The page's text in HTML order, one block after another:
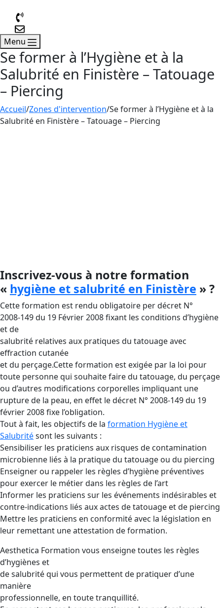
Menu
Se former à l’Hygiène et à la
Salubrité en Finistère – Tatouage
– Piercing
Accueil/Zones d'intervention/Se former à l’Hygiène et à la
Salubrité en Finistère – Tatouage – Piercing
Inscrivez-vous à notre formation
« hygiène et salubrité en Finistère » ?
Cette formation est rendu obligatoire per décret N°
2008-149 du 19 Février 2008 fixant les conditions d’hygiène
et de
salubrité relatives aux pratiques du tatouage avec
effraction cutanée
et du perçage.Cette formation est exigée par la loi pour
toute personne qui souhaite faire du tatouage, du perçage
ou d’autres modifications corporelles impliquant une
rupture de la peau, en effet le décret N° 2008-149 du 19
février 2008 fixe l’obligation.
Tout à fait, les objectifs de la formation Hygiène et
Salubritésont les suivants :
Sensibiliser les praticiens aux risques de contamination
microbienne liés à la pratique du tatouage ou du piercing
Enseigner ou rappeler les règles d’hygiène préventives
pour exercer le métier dans les règles de l’art
Informer les praticiens sur les événements indésirables et
contre-indications liés aux actes de tatouage et de piercing
Mettre les praticiens en conformité avec la législation en
leur remettant une attestation de formation.
Aesthetica Formation vous enseigne toutes les règles
d’hygiènes et
de salubrité qui vous permettent de pratiquer d’une
manière
professionnelle, en toute tranquillité.